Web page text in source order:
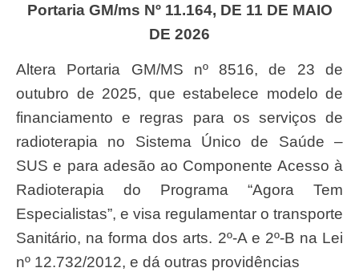
Portaria GM/ms Nº 11.164, DE 11 DE MAIO
DE 2026
Altera Portaria GM/MS nº 8516, de 23 de
outubro de 2025, que estabelece modelo de
financiamento e regras para os serviços de
radioterapia no Sistema Único de Saúde –
SUS e para adesão ao Componente Acesso à
Radioterapia do Programa “Agora Tem
Especialistas”, e visa regulamentar o transporte
Sanitário, na forma dos arts. 2º-A e 2º-B na Lei
nº 12.732/2012, e dá outras providências